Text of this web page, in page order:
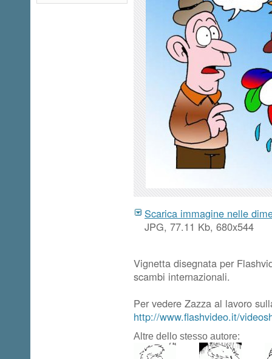
Scarica immagine nelle
JPG, 77.11 Kb, 680x544
Vignetta disegnata per
scambi internazionali.
Per vedere Zazza al lavoro
http://www.flashvideo.it/
Altre dello stesso autore: